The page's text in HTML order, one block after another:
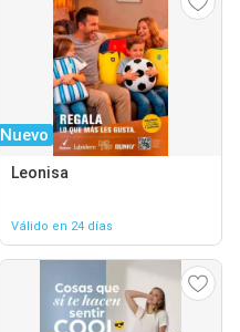
Nuevo
Leonisa
Válido en 24 días